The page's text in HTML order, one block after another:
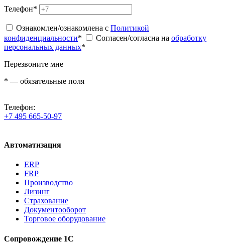
Телефон*
Ознакомлен/ознакомлена с Политикой
конфиденциальности* Согласен/согласна на обработку
персональных данных*
Перезвоните мне
* — обязательные поля
Телефон:
+7 495 665-50-97
Автоматизация
ERP
FRP
Производство
Лизинг
Страхование
Документооборот
Торговое оборудование
Сопровождение 1С